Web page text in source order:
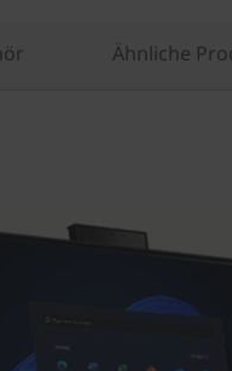
Ähnliche